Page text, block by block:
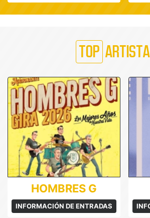
TOP
HOMBRES G
INFORMACIÓN DE ENTRADAS